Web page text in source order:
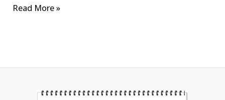
Read More »